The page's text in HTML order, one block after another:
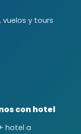
vuelos y tours
con hotel
hotel a